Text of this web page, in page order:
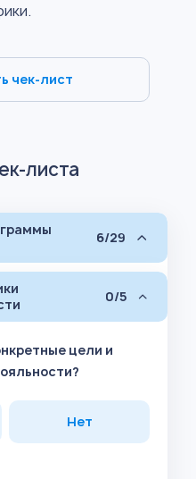
чек-лист
листа
6/29
0/5
цели и
Нет